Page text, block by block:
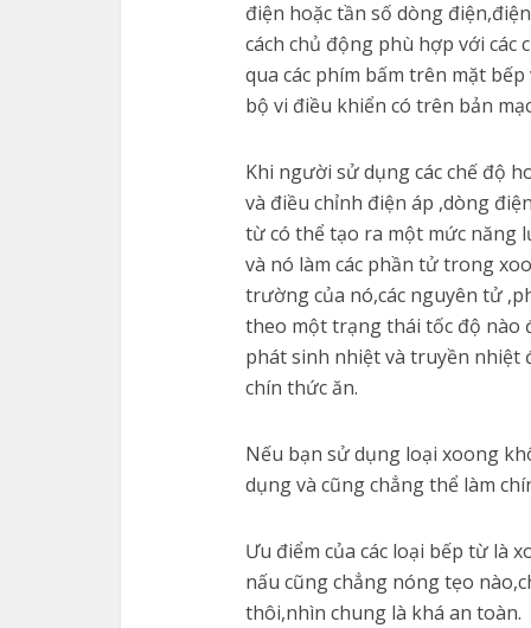
điện hoặc tần số dòng
cách chủ động phù hợp với
qua các phím bấm trên mặt
bộ vi điều khiển có trên bản
Khi người sử dụng các chế độ
và điều chỉnh điện áp ,dòng
từ có thể tạo ra một mức
và nó làm các phần tử trong
trường của nó,các nguyên tử
theo một trạng thái tốc độ nào
phát sinh nhiệt và truyền nhiệt
chín thức ăn.
Nếu bạn sử dụng loại xoong
dụng và cũng chẳng thể làm
Ưu điểm của các loại bếp từ là
nấu cũng chẳng nóng tẹo
thôi,nhìn chung là khá an toàn.